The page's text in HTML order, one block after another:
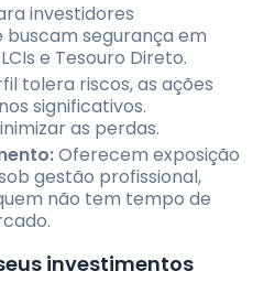
investidores
buscam segurança em
e Tesouro Direto.
tolera riscos, as ações
significativos.
as perdas.
Oferecem exposição
gestão profissional,
não tem tempo de
investimentos